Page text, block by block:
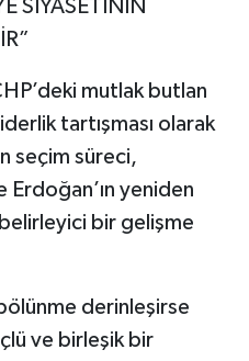
SİYASETİNİN
mutlak butlan
tartışması olarak
seçim süreci,
Erdoğan’ın yeniden
belirleyici bir gelişme
derinleşirse
ve birleşik bir